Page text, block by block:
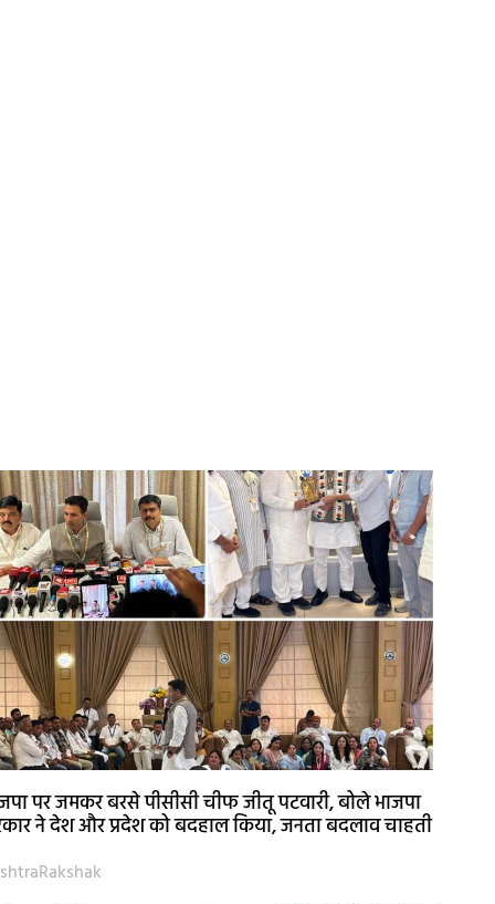
पर जमकर बरसे पीसीसी चीफ जीतू पटवारी, बोले भाजपा
ने देश और प्रदेश को बदहाल किया, जनता बदलाव चाहती